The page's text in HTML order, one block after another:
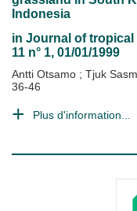
Indonesia
in Journal of
11 n° 1, 01/01/1999
Antti Otsamo ; Tjuk
36-46
Plus d'information...